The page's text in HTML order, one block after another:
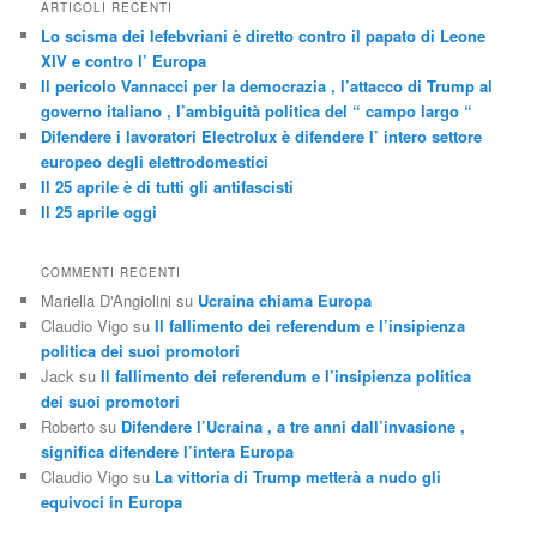
ARTICOLI RECENTI
Lo scisma dei lefebvriani è diretto contro il papato di Leone
XIV e contro l’ Europa
Il pericolo Vannacci per la democrazia , l’attacco di Trump al
governo italiano , l’ambiguità politica del “ campo largo “
Difendere i lavoratori Electrolux è difendere l’ intero settore
europeo degli elettrodomestici
Il 25 aprile è di tutti gli antifascisti
Il 25 aprile oggi
COMMENTI RECENTI
Mariella D'Angiolini su Ucraina chiama Europa
Claudio Vigo suIl fallimento dei referendum e l’insipienza
politica dei suoi promotori
Jack suIl fallimento dei referendum e l’insipienza politica
dei suoi promotori
Roberto su Difendere l’Ucraina , a tre anni dall’invasione ,
significa difendere l’intera Europa
Claudio Vigo su La vittoria di Trump metterà a nudo gli
equivoci in Europa